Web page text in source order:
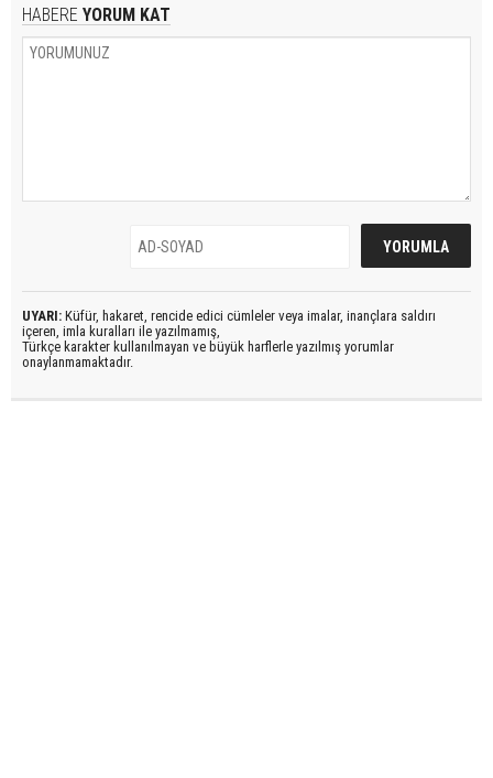
HABERE YORUM KAT
UYARI: Küfür, hakaret, rencide edici cümleler veya imalar, inançlara saldırı
içeren, imla kuralları ile yazılmamış,
Türkçe karakter kullanılmayan ve büyük harflerle yazılmış yorumlar
onaylanmamaktadır.